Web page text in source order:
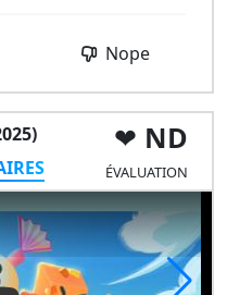
Nope
ND
ÉVALUATION